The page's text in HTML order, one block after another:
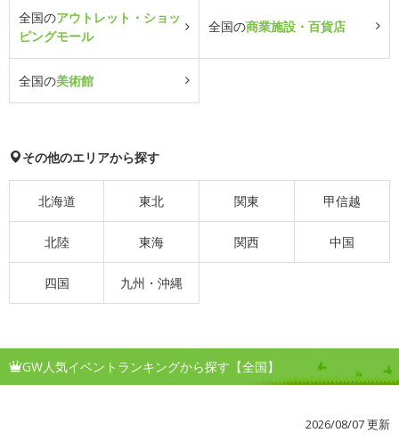
全国のアウトレット・ショッ
ピングモール
全国の商業施設・百貨店
全国の美術館
その他のエリアから探す
北海道 東北 関東 甲信越
北陸 東海 関西 中国
四国 九州・沖縄
GW人気イベントランキングから探す【全国】
2026/08/07 更新